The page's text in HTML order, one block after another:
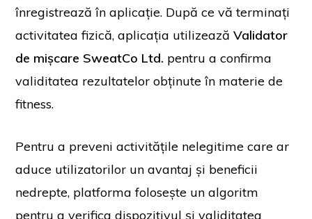
înregistrează în aplicație. După ce vă terminați
activitatea fizică, aplicația utilizeazăValidator
de mișcare SweatCo Ltd. pentru a confirma
validitatea rezultatelor obținute în materie de
fitness.
Pentru a preveni activitățile nelegitime care ar
aduce utilizatorilor un avantaj și beneficii
nedrepte, platforma folosește un algoritm
pentru a verifica dispozitivul și validitatea